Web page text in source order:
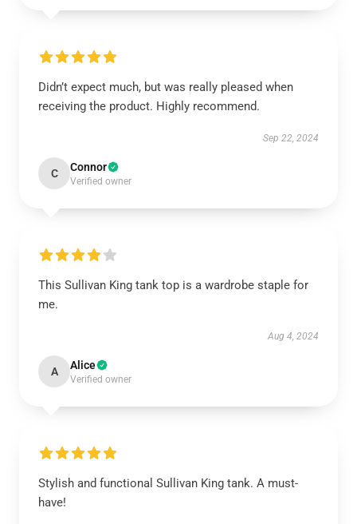
Didn’t expect much, but was really pleased when
receiving the product. Highly recommend.
Sep 22, 2024
C Connor
Verified owner
This Sullivan King tank top is a wardrobe staple for
me.
Aug 4, 2024
A Alice
Verified owner
Stylish and functional Sullivan King tank. A must-
have!